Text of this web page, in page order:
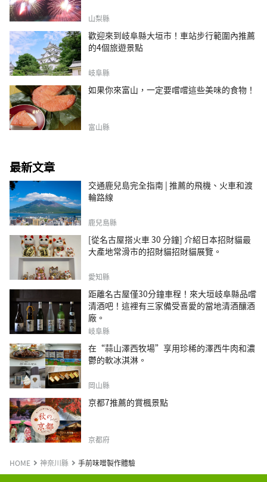
山梨縣
歡迎來到岐阜縣大垣市！車站步行範圍內推薦
的4個旅遊景點
岐阜縣
如果你來富山，一定要嚐嚐這些美味的食物！
富山縣
最新文章
交通鹿兒島完全指南 | 推薦的飛機、火車和渡
輪路線
鹿兒島縣
[從名古屋搭火車 30 分鐘] 介紹日本招財貓最
大產地常滑市的招財貓招財貓展覽。
愛知縣
距離名古屋僅30分鐘車程！來大垣岐阜縣品嚐
清酒吧！這裡有三家備受喜愛的當地清酒釀酒
廠。
岐阜縣
在“蒜山澤西牧場”享用珍稀的澤西牛肉和濃
鬱的軟冰淇淋。
岡山縣
京都7推薦的賞楓景點
京都府
HOME 神奈川縣 手前味噌製作體驗